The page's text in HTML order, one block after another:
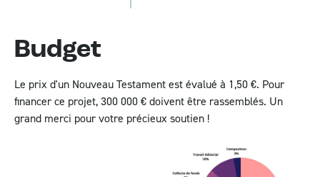
Budget
Le prix d'un Nouveau Testament est évalué à 1,50 €. Pour
financer ce projet, 300 000 € doivent être rassemblés. Un
grand merci pour votre précieux soutien !